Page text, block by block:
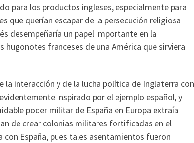
para los productos ingleses, especialmente para
que querían escapar de la persecución religiosa
desempeñaría un papel importante en la
franceses de una América que sirviera
interacción y de la lucha política de Inglaterra con
inspirado por el ejemplo español, y
poder militar de España en Europa extraía
de crear colonias militares fortificadas en el
España, pues tales asentamientos fueron